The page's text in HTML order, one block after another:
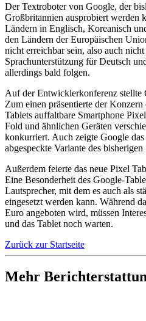
Der Textroboter von Google, der
Großbritannien ausprobiert werden
Ländern in Englisch, Koreanisch
den Ländern der Europäischen
nicht erreichbar sein, also auch
Sprachunterstützung für Deutsch
allerdings bald folgen.
Auf der Entwicklerkonferenz stellte
Zum einen präsentierte der
Tablets auffaltbare Smartphone
Fold und ähnlichen Geräten
konkurriert. Auch zeigte Google
abgespeckte Variante des
Außerdem feierte das neue Pixel
Eine Besonderheit des Google-
Lautsprecher, mit dem es auch als
eingesetzt werden kann. Während
Euro angeboten wird, müssen
und das Tablet noch warten.
Zurück zur Startseite
Mehr